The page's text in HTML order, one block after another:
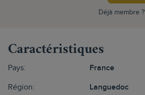
Déjà membre ?
Caractéristiques
Pays: France
Région: Languedoc